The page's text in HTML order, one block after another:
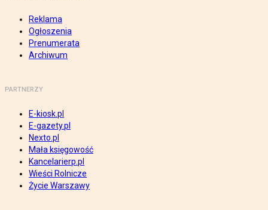
Reklama
Ogłoszenia
Prenumerata
Archiwum
PARTNERZY
E-kiosk.pl
E-gazety.pl
Nexto.pl
Mała księgowość
Kancelarierp.pl
Wieści Rolnicze
Życie Warszawy